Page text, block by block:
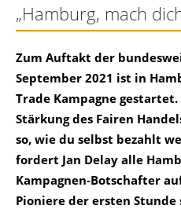
„Hamburg, mach
Zum Auftakt der
September 2021 ist in
Trade Kampagne
Stärkung des Fairen
so, wie du selbst bezahlt
fordert Jan Delay alle
Kampagnen-Botschafter
Pioniere der ersten